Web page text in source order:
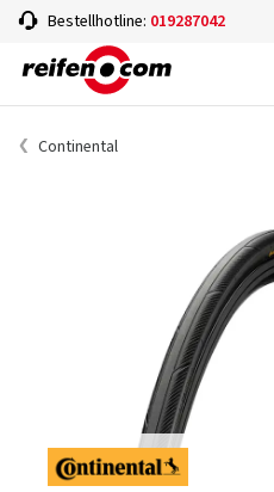
Bestellhotline: 019287042
Continental